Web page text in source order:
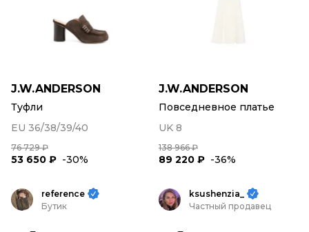
J.W.ANDERSON
Туфли
EU 36/38/39/40
76 729 ₽
53 650 ₽ -30%
J.W.ANDERSON
Повседневное платье
UK 8
138 966 ₽
89 220 ₽ -36%
reference
Бутик
ksushenzia_
Частный продавец